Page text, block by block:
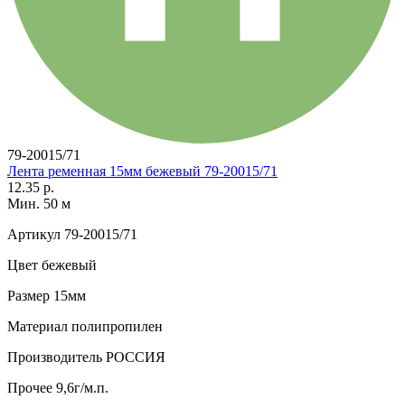
79-20015/71
Лента ременная 15мм бежевый 79-20015/71
12.35 р.
Мин. 50 м
Артикул 79-20015/71
Цвет бежевый
Размер 15мм
Материал полипропилен
Производитель РОССИЯ
Прочее 9,6г/м.п.